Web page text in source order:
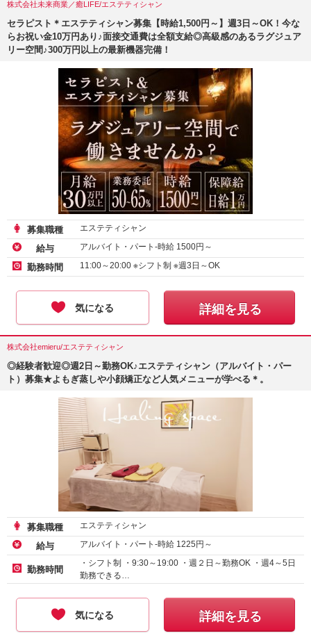
株式会社未来商業／癒LIFE/エステティシャン
セラピスト＊エステティシャン募集【時給1,500円～】週3日～OK！今な
らお祝い金10万円あり♪面接交通費は全額支給◎高級感のあるラグジュア
リー空間♪300万円以上の最新機器完備！
募集職種 エステティシャン
給与 アルバイト・パート-時給 1500円～
勤務時間 11:00～20:00 ※シフト制 ※週3日～OK
気になる 詳細を見る
株式会社emieru/エステティシャン
◎経験者歓迎◎週2日～勤務OK♪エステティシャン（アルバイト・パー
ト）募集★よもぎ蒸しや小顔矯正など人気メニューが学べる＊。
募集職種 エステティシャン
給与 アルバイト・パート-時給 1225 円～
勤務時間
・シフト制 ・9:30～19:00 ・週２日～勤務OK ・週4～5日
勤務できる…
気になる 詳細を見る